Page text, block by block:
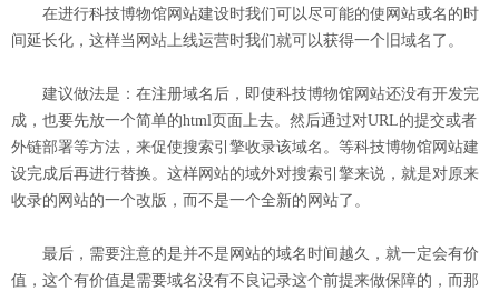
在进行科技博物馆网站建设时我们可以尽可能的使网站或名的时
间延长化，这样当网站上线运营时我们就可以获得一个旧域名了。
建议做法是：在注册域名后，即使科技博物馆网站还没有开发完
成，也要先放一个简单的html页面上去。然后通过对URL的提交或者
外链部署等方法，来促使搜索引擎收录该域名。等科技博物馆网站建
设完成后再进行替换。这样网站的域外对搜索引擎来说，就是对原来
收录的网站的一个改版，而不是一个全新的网站了。
最后，需要注意的是并不是网站的域名时间越久，就一定会有价
值，这个有价值是需要域名没有不良记录这个前提来做保障的，而那